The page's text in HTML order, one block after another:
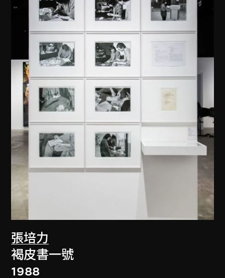
張培力
褐皮書一號
1988